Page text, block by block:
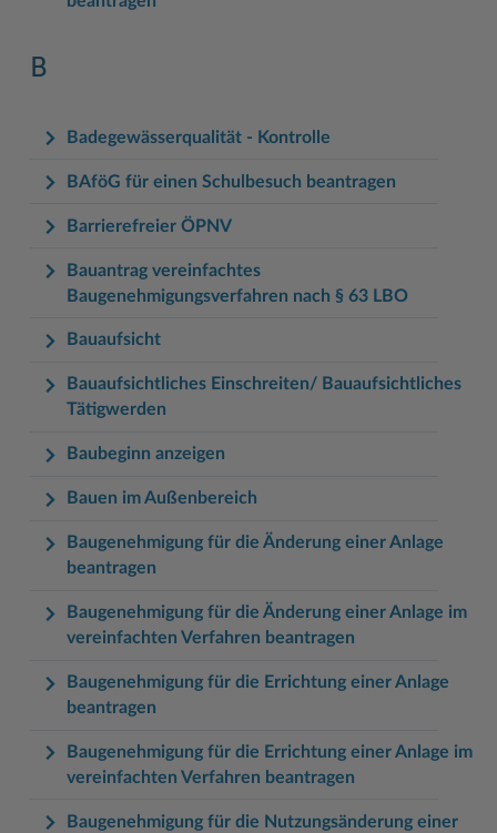
B
Badegewässerqualität - Kontrolle
BAföG für einen Schulbesuch beantragen
Barrierefreier ÖPNV
Bauantrag vereinfachtes
Baugenehmigungsverfahren nach § 63 LBO
Bauaufsicht
Bauaufsichtliches Einschreiten/ Bauaufsichtliches
Tätigwerden
Baubeginn anzeigen
Bauen im Außenbereich
Baugenehmigung für die Änderung einer Anlage
beantragen
Baugenehmigung für die Änderung einer Anlage im
vereinfachten Verfahren beantragen
Baugenehmigung für die Errichtung einer Anlage
beantragen
Baugenehmigung für die Errichtung einer Anlage im
vereinfachten Verfahren beantragen
Baugenehmigung für die Nutzungsänderung einer